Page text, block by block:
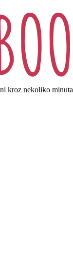
kroz nekoliko minuta